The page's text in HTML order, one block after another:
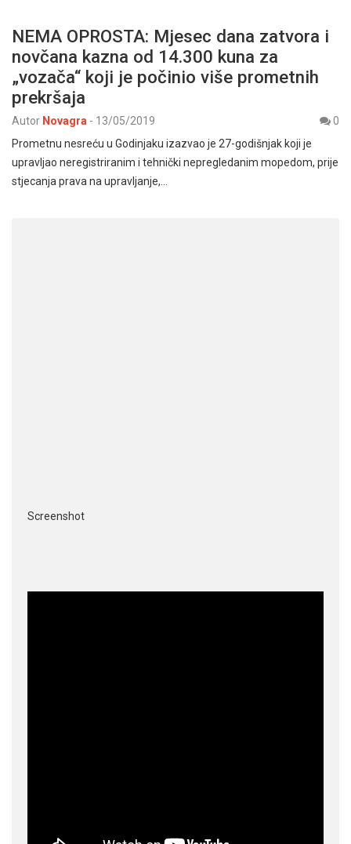
NEMA OPROSTA: Mjesec dana zatvora i
novčana kazna od 14.300 kuna za
„vozača“ koji je počinio više prometnih
prekršaja
Autor Novagra - 13/05/2019
0
Prometnu nesreću u Godinjaku izazvao je 27-godišnjak koji je
upravljao neregistriranim i tehnički nepregledanim mopedom, prije
stjecanja prava na upravljanje,…
Screenshot